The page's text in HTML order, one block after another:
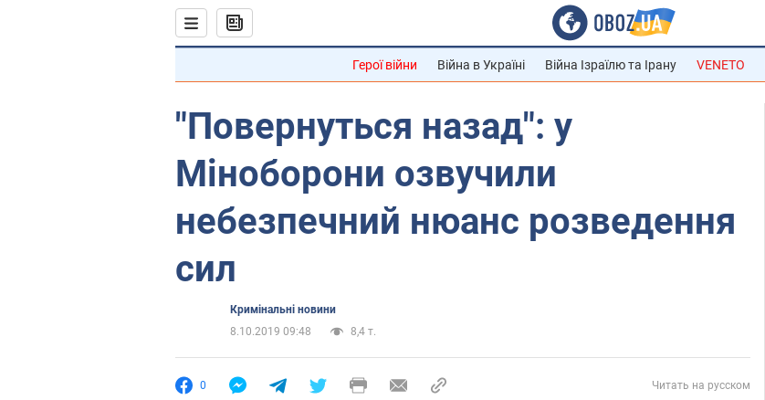
Герої війни Війна в Україні Війна Ізраїлю та Ірану VENETO
"Повернуться назад": у
Міноборони озвучили
небезпечний нюанс розведення
сил
Кримінальні новини
8.10.2019 09:48
8,4 т.
0 Читать на русском